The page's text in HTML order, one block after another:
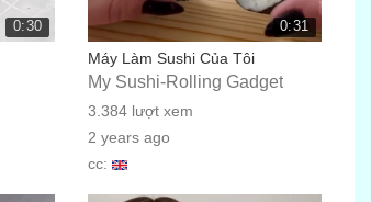
0:30 0:31
Máy Làm Sushi Của Tôi
My Sushi-Rolling Gadget
3.384 lượt xem
2 years ago
cc: